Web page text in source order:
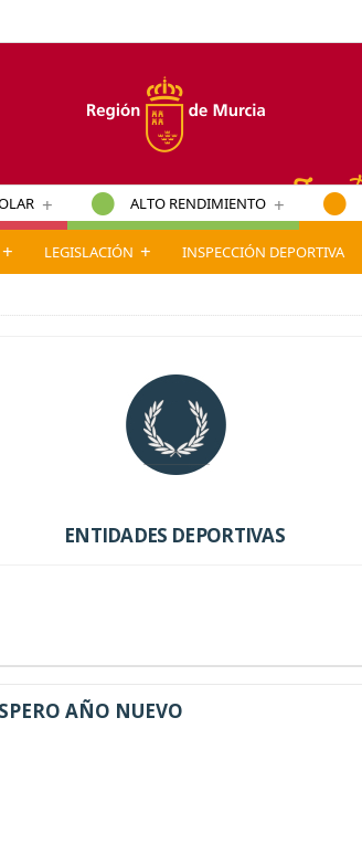
+ ALTO RENDIMIENTO +
+ LEGISLACIÓN + INSPECCIÓN DEPORTIVA
ENTIDADES DEPORTIVAS
AÑO NUEVO